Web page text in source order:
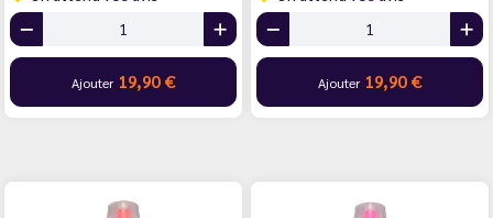
Ajouter 19,90 € Ajouter 19,90 €